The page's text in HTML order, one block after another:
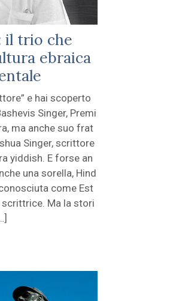
il trio che
ebraica
e hai scoperto
Singer, Premi
ma anche suo frat
Singer, scrittore
yiddish. E forse an
una sorella, Hind
come Est
scrittrice. Ma la stori